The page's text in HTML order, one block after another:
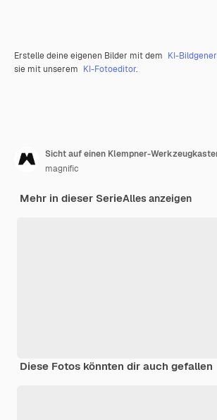
Erstelle deine eigenen Bilder mit dem KI-
sie mit unserem KI-Fotoeditor.
magnific
Mehr in dieser SerieAlles anzeigen
Diese Fotos könnten dir auch gefallen